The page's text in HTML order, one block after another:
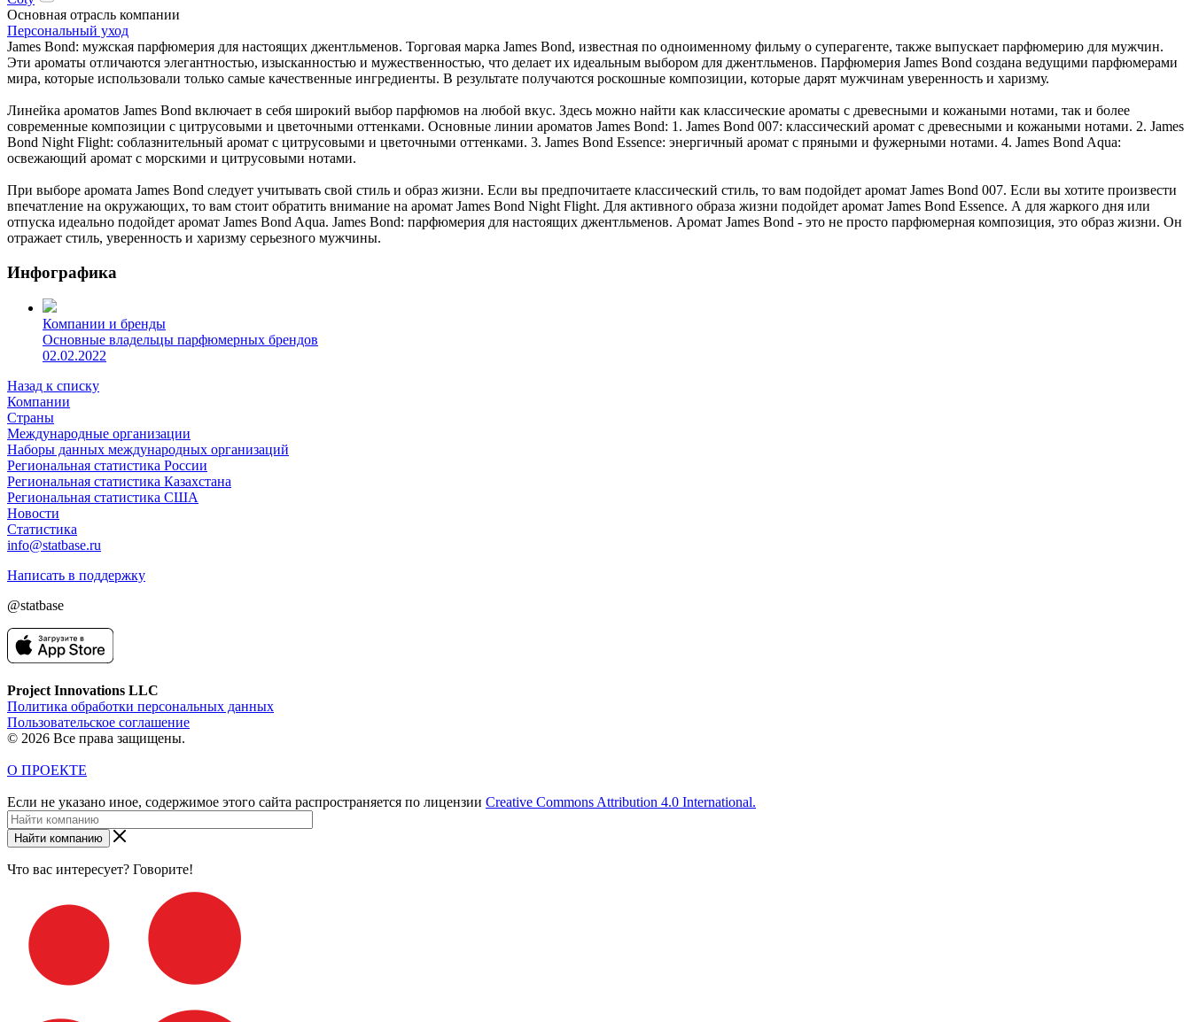
Основная отрасль компании
Персональный уход
James Bond: мужская парфюмерия для настоящих джентльменов. Торговая марка James Bond, известная по одноименному фильму о суперагенте, также выпускает парфюмерию для мужчин.
Эти ароматы отличаются элегантностью, изысканностью и мужественностью, что делает их идеальным выбором для джентльменов. Парфюмерия James Bond создана ведущими парфюмерами
мира, которые использовали только самые качественные ингредиенты. В результате получаются роскошные композиции, которые дарят мужчинам уверенность и харизму.
Линейка ароматов James Bond включает в себя широкий выбор парфюмов на любой вкус. Здесь можно найти как классические ароматы с древесными и кожаными нотами, так и более
современные композиции с цитрусовыми и цветочными оттенками. Основные линии ароматов James Bond: 1. James Bond 007: классический аромат с древесными и кожаными нотами. 2. James
Bond Night Flight: соблазнительный аромат с цитрусовыми и цветочными оттенками. 3. James Bond Essence: энергичный аромат с пряными и фужерными нотами. 4. James Bond Aqua:
освежающий аромат с морскими и цитрусовыми нотами.
При выборе аромата James Bond следует учитывать свой стиль и образ жизни. Если вы предпочитаете классический стиль, то вам подойдет аромат James Bond 007. Если вы хотите произвести
впечатление на окружающих, то вам стоит обратить внимание на аромат James Bond Night Flight. Для активного образа жизни подойдет аромат James Bond Essence. А для жаркого дня или
отпуска идеально подойдет аромат James Bond Aqua. James Bond: парфюмерия для настоящих джентльменов. Аромат James Bond - это не просто парфюмерная композиция, это образ жизни. Он
отражает стиль, уверенность и харизму серьезного мужчины.
Инфографика
Компании и бренды
Основные владельцы парфюмерных брендов
02.02.2022
Назад к списку
Компании
Страны
Международные организации
Наборы данных международных организаций
Региональная статистика России
Региональная статистика Казахстана
Региональная статистика США
Новости
Статистика
info@statbase.ru
Написать в поддержку
@statbase
Project Innovations LLC
Политика обработки персональных данных
Пользовательское соглашение
© 2026 Все права защищены.
О ПРОЕКТЕ
Если не указано иное, содержимое этого сайта распространяется по лицензии Creative Commons Attribution 4.0 International.
Найти компанию
Что вас интересует? Говорите!